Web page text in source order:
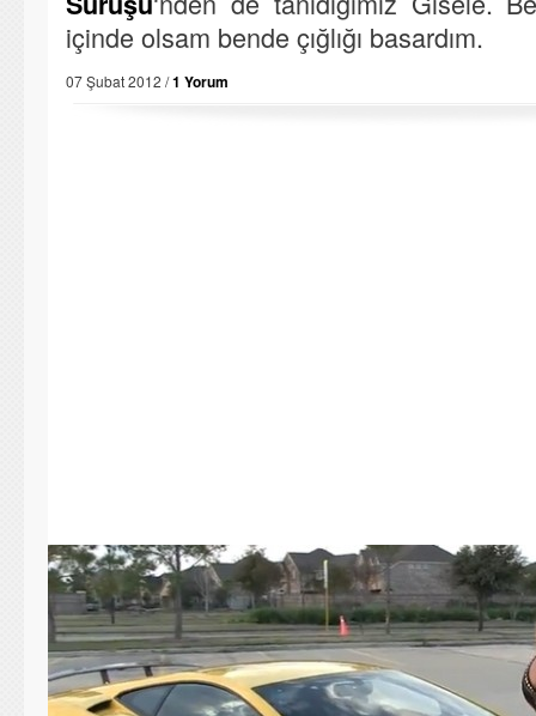
içinde olsam bende çığlığı basardım.
07 Şubat 2012 /1 Yorum